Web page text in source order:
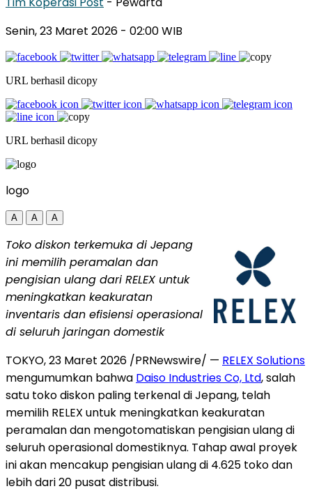
Senin, 23 Maret 2026 - 02:00 WIB
URL berhasil dicopy
URL berhasil dicopy
logo
A A A
Toko diskon terkemuka di Jepang
ini memilih peramalan dan
pengisian ulang dari RELEX untuk
meningkatkan keakuratan
inventaris dan efisiensi operasional
di seluruh jaringan domestik
TOKYO,23 Maret 2026 /PRNewswire/ — RELEX Solutions
mengumumkan bahwa Daiso Industries Co, Ltd,salah
satu toko diskon paling terkenal di Jepang, telah
memilih RELEX untuk meningkatkan keakuratan
peramalan dan mengotomatiskan pengisian ulang di
seluruh operasional domestiknya. Tahap awal proyek
ini akan mencakup pengisian ulang di 4.625 toko dan
lebih dari 20 pusat distribusi.